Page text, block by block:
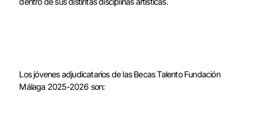
Los jóvenes adjudicatarios de las Becas Talento Fundación
Málaga 2025-2026 son: